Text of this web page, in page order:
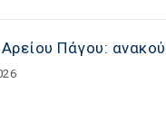
Πάγου: